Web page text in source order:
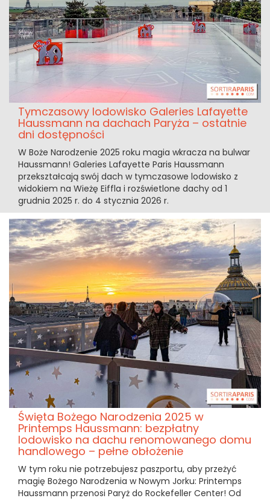
Tymczasowy lodowisko Galeries Lafayette
Haussmann na dachach Paryża – ostatnie
dni dostępności
W Boże Narodzenie 2025 roku magia wkracza na bulwar
Haussmann! Galeries Lafayette Paris Haussmann
przekształcają swój dach w tymczasowe lodowisko z
widokiem na Wieżę Eiffla i rozświetlone dachy od 1
grudnia 2025 r. do 4 stycznia 2026 r.
Święta Bożego Narodzenia 2025 w
Printemps Haussmann: bezpłatny
lodowisko na dachu renomowanego domu
handlowego – pełne obłożenie
W tym roku nie potrzebujesz paszportu, aby przeżyć
magię Bożego Narodzenia w Nowym Jorku: Printemps
Haussmann przenosi Paryż do Rockefeller Center! Od